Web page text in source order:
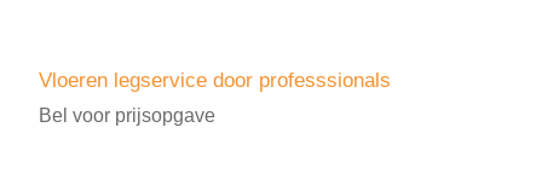
Vloeren legservice door professsionals
Bel voor prijsopgave